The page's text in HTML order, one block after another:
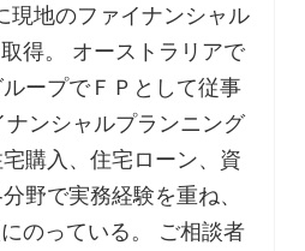
現地のファイナンシャル
得。 オーストラリアで
ープでＦＰとして従事
ンシャルプランニング
購入、住宅ローン、資
野で実務経験を重ね、
のっている。 ご相談者